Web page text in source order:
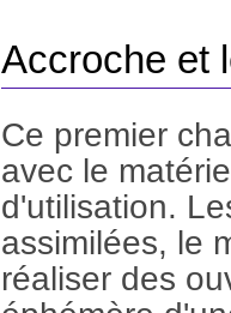
Accroche et
Ce premier
avec le
d'utilisation.
assimilées, le
réaliser des